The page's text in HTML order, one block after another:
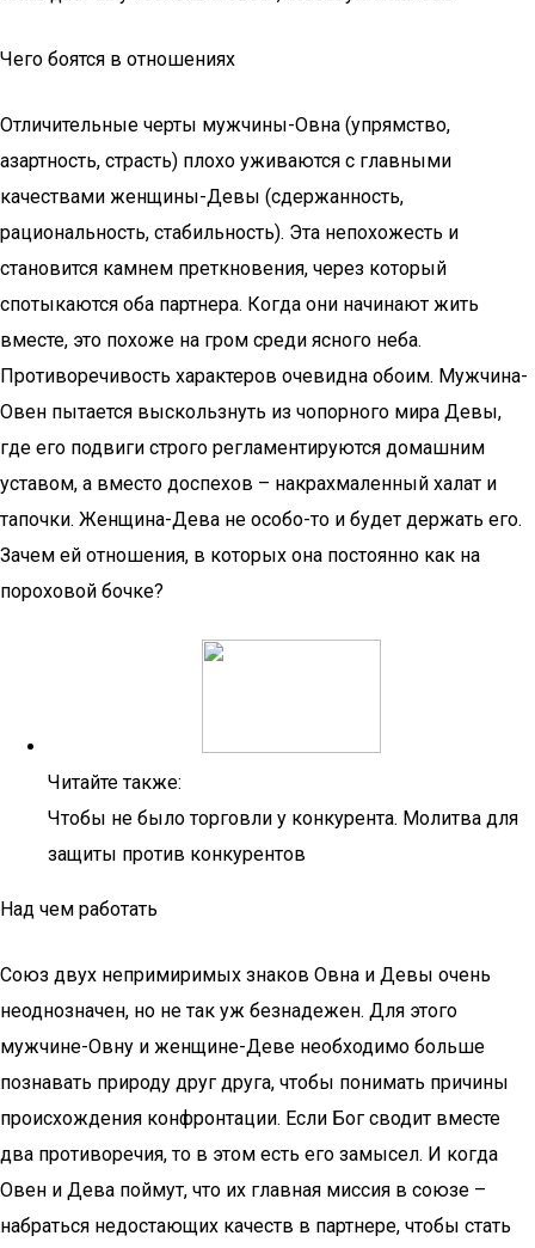
Чего боятся в отношениях
Отличительные черты мужчины-Овна (упрямство,
азартность, страсть) плохо уживаются с главными
качествами женщины-Девы (сдержанность,
рациональность, стабильность). Эта непохожесть и
становится камнем преткновения, через который
спотыкаются оба партнера. Когда они начинают жить
вместе, это похоже на гром среди ясного неба.
Противоречивость характеров очевидна обоим. Мужчина-
Овен пытается выскользнуть из чопорного мира Девы,
где его подвиги строго регламентируются домашним
уставом, а вместо доспехов – накрахмаленный халат и
тапочки. Женщина-Дева не особо-то и будет держать его.
Зачем ей отношения, в которых она постоянно как на
пороховой бочке?
Читайте также:
Чтобы не было торговли у конкурента. Молитва для
защиты против конкурентов
Над чем работать
Союз двух непримиримых знаков Овна и Девы очень
неоднозначен, но не так уж безнадежен. Для этого
мужчине-Овну и женщине-Деве необходимо больше
познавать природу друг друга, чтобы понимать причины
происхождения конфронтации. Если Бог сводит вместе
два противоречия, то в этом есть его замысел. И когда
Овен и Дева поймут, что их главная миссия в союзе –
набраться недостающих качеств в партнере, чтобы стать